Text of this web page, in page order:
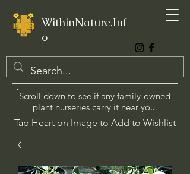
WithinNature.Inf
o
Scroll down to see if any family-owned
plant nurseries carry it near you.
Tap Heart on Image to Add to Wishlist